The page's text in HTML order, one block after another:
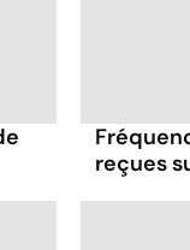
reçues